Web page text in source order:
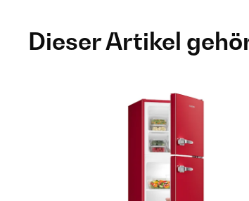
Dieser Artikel